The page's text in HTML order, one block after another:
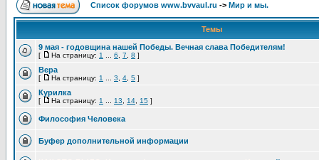
Список форумов www.bvvaul.ru -> Мир и мы.
Темы
9 мая - годовщина нашей Победы. Вечная слава Победителям!
[ На страницу: 1 6 7 8 ]
Вера
[ На страницу: 1 3 4 5 ]
Курилка
[ На страницу: 1 13 14 15 ]
Философия Человека
Буфер дополнительной информации